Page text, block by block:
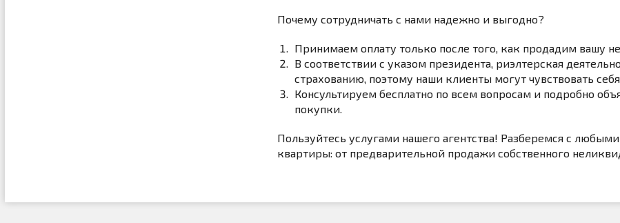
Почему сотрудничать с нами надежно и выгодно?
Принимаем оплату только после того, как продадим вашу
В соответствии с указом президента, риэлтерская
страхованию, поэтому наши клиенты могут чувствовать
Консультируем бесплатно по всем вопросам и подробно
покупки.
Пользуйтесь услугами нашего агентства! Разберемся с
квартиры: от предварительной продажи собственного